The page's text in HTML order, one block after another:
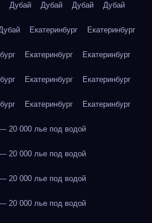
Дубай Дубай Дубай Дубай
Екатеринбург Екатеринбург
Екатеринбург Екатеринбург
Екатеринбург Екатеринбург
Екатеринбург Екатеринбург
20 000 лье под водой
20 000 лье под водой
20 000 лье под водой
20 000 лье под водой